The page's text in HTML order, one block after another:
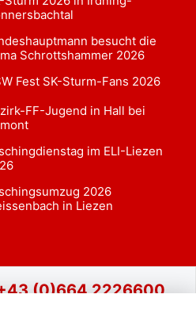
besucht die
Schrottshammer 2026
Fest SK-Sturm-Fans 2026
FF-Jugend in Hall bei
im ELI-Liezen
2026
in Liezen
(0)664 2226600